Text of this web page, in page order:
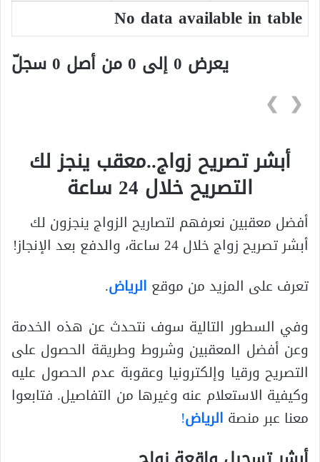
No data available in table
يعرض 0 إلى 0 من أصل 0 سجلّ
❮
❯
أبشر تصريح زواج..معقب ينجز لك
التصريح خلال 24 ساعة
أفضل معقبين نعرفهم لتصاريح الزواج ينجزون لك
أبشر تصريح زواج خلال 24 ساعة، والدفع بعد الإنجاز!
تعرف على المزيد من موقع الرياض.
وفي السطور التالية سوف نتحدث عن هذه الخدمة
وعن أفضل المعقبين وشروط وطريقة الحصول على
التصريح ورقيا وإلكترونيا وعقوبة عدم الحصول عليه
وكيفية الاستعلام عنه وغيرها من التفاصيل. فتابعوا
معنا عبر منصة الرياض!